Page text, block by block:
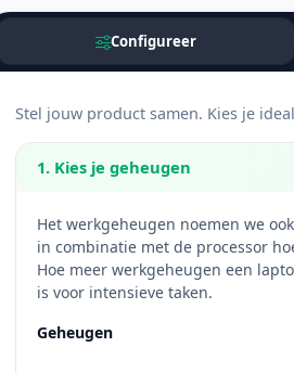
Configureer
Stel jouw product samen. Kies je
1. Kies je geheugen
Het werkgeheugen noemen we
in combinatie met de processor
Hoe meer werkgeheugen een
is voor intensieve taken.
Geheugen